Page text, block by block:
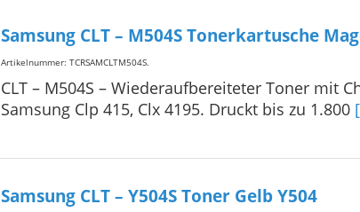
Samsung CLT – M504S Tonerkartusche
Artikelnummer: TCRSAMCLTM504S.
CLT – M504S – Wiederaufbereiteter Toner mit
Samsung Clp 415, Clx 4195. Druckt bis zu 1.800
Samsung CLT – Y504S Toner Gelb Y504